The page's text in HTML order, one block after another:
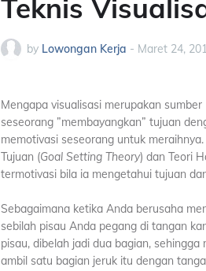
Teknis
by Lowongan Kerja - Maret 24,
Mengapa visualisasi merupakan
seseorang ”membayangkan” tujuan
memotivasi seseorang untuk
Tujuan (Goal Setting Theory) dan Teori
termotivasi bila ia mengetahui tujuan
Sebagaimana ketika Anda berusaha
sebilah pisau Anda pegang di tangan
pisau, dibelah jadi dua bagian,
ambil satu bagian jeruk itu dengan